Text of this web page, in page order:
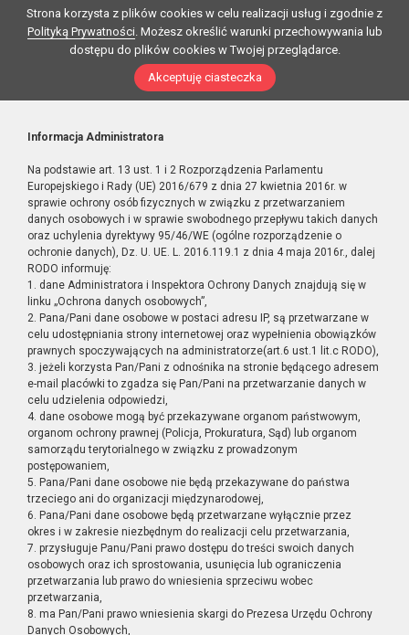
Strona korzysta z plików cookies w celu realizacji usług i zgodnie z
Polityką Prywatności. Możesz określić warunki przechowywania lub
dostępu do plików cookies w Twojej przeglądarce.
Akceptuję ciasteczka
Informacja Administratora
Na podstawie art. 13 ust. 1 i 2 Rozporządzenia Parlamentu
Europejskiego i Rady (UE) 2016/679 z dnia 27 kwietnia 2016r. w
sprawie ochrony osób fizycznych w związku z przetwarzaniem
danych osobowych i w sprawie swobodnego przepływu takich danych
oraz uchylenia dyrektywy 95/46/WE (ogólne rozporządzenie o
ochronie danych), Dz. U. UE. L. 2016.119.1 z dnia 4 maja 2016r., dalej
RODO informuję:
1. dane Administratora i Inspektora Ochrony Danych znajdują się w
linku „Ochrona danych osobowych”,
2. Pana/Pani dane osobowe w postaci adresu IP, są przetwarzane w
celu udostępniania strony internetowej oraz wypełnienia obowiązków
prawnych spoczywających na administratorze(art.6 ust.1 lit.c RODO),
3. jeżeli korzysta Pan/Pani z odnośnika na stronie będącego adresem
e-mail placówki to zgadza się Pan/Pani na przetwarzanie danych w
celu udzielenia odpowiedzi,
4. dane osobowe mogą być przekazywane organom państwowym,
organom ochrony prawnej (Policja, Prokuratura, Sąd) lub organom
samorządu terytorialnego w związku z prowadzonym
postępowaniem,
5. Pana/Pani dane osobowe nie będą przekazywane do państwa
trzeciego ani do organizacji międzynarodowej,
6. Pana/Pani dane osobowe będą przetwarzane wyłącznie przez
okres i w zakresie niezbędnym do realizacji celu przetwarzania,
7. przysługuje Panu/Pani prawo dostępu do treści swoich danych
osobowych oraz ich sprostowania, usunięcia lub ograniczenia
przetwarzania lub prawo do wniesienia sprzeciwu wobec
przetwarzania,
8. ma Pan/Pani prawo wniesienia skargi do Prezesa Urzędu Ochrony
Danych Osobowych,